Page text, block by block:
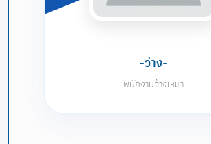
-ว่าง-
พนักงานจ้างเหมา